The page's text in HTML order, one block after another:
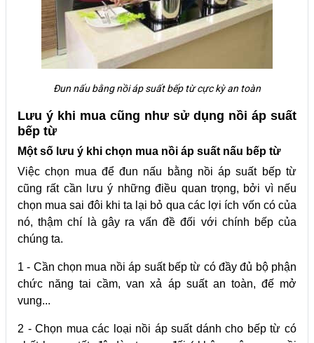
Đun nấu bằng nồi áp suất bếp từ cực kỳ an toàn
Lưu ý khi mua cũng như sử dụng nồi áp suất
bếp từ
Một số lưu ý khi chọn mua nồi áp suất nấu bếp từ
Việc chọn mua để đun nấu bằng nồi áp suất bếp từ
cũng rất cần lưu ý những điều quan trọng, bởi vì nếu
chọn mua sai đôi khi ta lại bỏ qua các lợi ích vốn có của
nó, thậm chí là gây ra vấn đề đối với chính bếp của
chúng ta.
1 - Cần chọn mua nồi áp suất bếp từ có đầy đủ bộ phận
chức năng tai cầm, van xả áp suất an toàn, đế mở
vung...
2 - Chọn mua các loại nồi áp suất dánh cho bếp từ có